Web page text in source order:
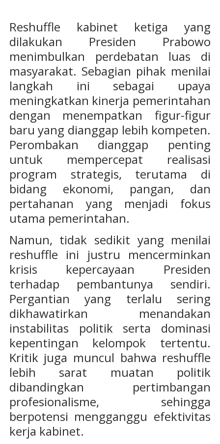
Reshuffle kabinet ketiga yang
dilakukan Presiden Prabowo
menimbulkan perdebatan luas di
masyarakat. Sebagian pihak menilai
langkah ini sebagai upaya
meningkatkan kinerja pemerintahan
dengan menempatkan figur-figur
baru yang dianggap lebih kompeten.
Perombakan dianggap penting
untuk mempercepat realisasi
program strategis, terutama di
bidang ekonomi, pangan, dan
pertahanan yang menjadi fokus
utama pemerintahan.
Namun, tidak sedikit yang menilai
reshuffle ini justru mencerminkan
krisis kepercayaan Presiden
terhadap pembantunya sendiri.
Pergantian yang terlalu sering
dikhawatirkan menandakan
instabilitas politik serta dominasi
kepentingan kelompok tertentu.
Kritik juga muncul bahwa reshuffle
lebih sarat muatan politik
dibandingkan pertimbangan
profesionalisme, sehingga
berpotensi mengganggu efektivitas
kerja kabinet.